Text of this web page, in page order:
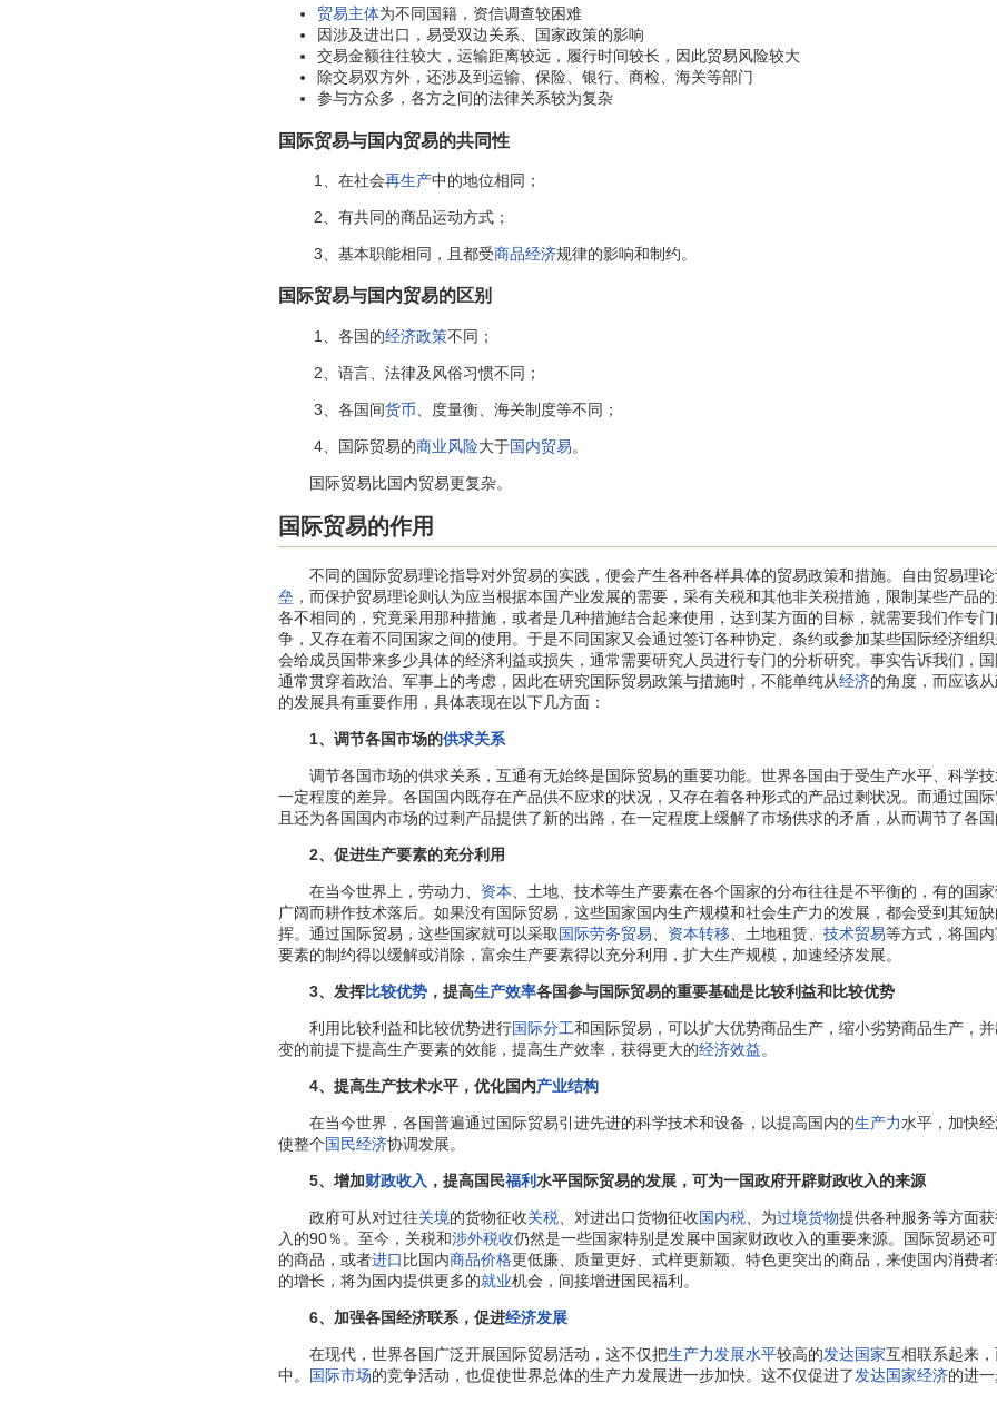
贸易主体为不同国籍，资信调查较困难
因涉及进出口，易受双边关系、国家政策的影响
交易金额往往较大，运输距离较远，履行时间较长，因此贸易风险较大
除交易双方外，还涉及到运输、保险、银行、商检、海关等部门
参与方众多，各方之间的法律关系较为复杂
国际贸易与国内贸易的共同性
1、在社会再生产中的地位相同；
2、有共同的商品运动方式；
3、基本职能相同，且都受商品经济规律的影响和制约。
国际贸易与国内贸易的区别
1、各国的经济政策不同；
2、语言、法律及风俗习惯不同；
3、各国间货币 、度量衡、海关制度等不同；
4、国际贸易的商业风险大于国内贸易。
国际贸易比国内贸易更复杂。
国际贸易的作用
不同的国际贸易理论指导对外贸易的实践，便会产生各种各样具体的贸易政策和措施。自由贸易理
垒 ，而保护贸易理论则认为应当根据本国产业发展的需要，采有关税和其他非关税措施，限制某些产品
各不相同的，究竟采用那种措施，或者是几种措施结合起来使用，达到某方面的目标，就需要我们作专
争，又存在着不同国家之间的使用。于是不同国家又会通过签订各种协定、条约或参加某些国际经济组
会给成员国带来多少具体的经济利益或损失，通常需要研究人员进行专门的分析研究。事实告诉我们，
通常贯穿着政治、军事上的考虑，因此在研究国际贸易政策与措施时，不能单纯从经济的角度，而应该
的发展具有重要作用，具体表现在以下几方面：
1、调节各国市场的供求关系
调节各国市场的供求关系，互通有无始终是国际贸易的重要功能。世界各国由于受生产水平、科学技
一定程度的差异。各国国内既存在产品供不应求的状况，又存在着各种形式的产品过剩状况。而通过国
且还为各国国内市场的过剩产品提供了新的出路，在一定程度上缓解了市场供求的矛盾，从而调节了各国
2、促进生产要素的充分利用
在当今世界上，劳动力、 资本、土地、技术等生产要素在各个国家的分布往往是不平衡的，有的国
广阔而耕作技术落后。如果没有国际贸易，这些国家国内生产规模和社会生产力的发展，都会受到其短
挥。通过国际贸易，这些国家就可以采取 国际劳务贸易、 资本转移、土地租赁、 技术贸易等方式，将国
要素的制约得以缓解或消除，富余生产要素得以充分利用，扩大生产规模，加速经济发展。
3、发挥比较优势 ，提高生产效率各国参与国际贸易的重要基础是比较利益和比较优势
利用比较利益和比较优势进行国际分工和国际贸易，可以扩大优势商品生产，缩小劣势商品生产，
变的前提下提高生产要素的效能，提高生产效率，获得更大的经济效益。
4、提高生产技术水平，优化国内产业结构
在当今世界，各国普遍通过国际贸易引进先进的科学技术和设备，以提高国内的生产力水平，加快
使整个国民经济协调发展。
5、增加财政收入 ，提高国民福利水平国际贸易的发展，可为一国政府开辟财政收入的来源
政府可从对过往关境的货物征收关税、对进出口货物征收国内税、为过境货物提供各种服务等方面
入的90％。至今，关税和涉外税收仍然是一些国家特别是发展中国家财政收入的重要来源。国际贸易还
的商品，或者进口 比国内商品价格更低廉、质量更好、式样更新颖、特色更突出的商品，来使国内消费
的增长，将为国内提供更多的就业机会，间接增进国民福利。
6、加强各国经济联系，促进经济发展
在现代，世界各国广泛开展国际贸易活动，这不仅把生产力发展水平较高的发达国家互相联系起来
中。
国际市场的竞争活动，也促使世界总体的生产力发展进一步加快。这不仅促进了发达国家经济的进